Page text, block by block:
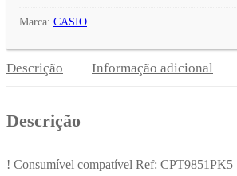
12
Digitos
Marca: CASIO
Descrição Informação adicional
Descrição
! Consumível compatível Ref: CPT9851PK5